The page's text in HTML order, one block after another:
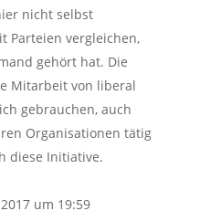
nicht selbst
Parteien vergleichen,
gehört hat. Die
Mitarbeit von liberal
gebrauchen, auch
Organisationen tätig
diese Initiative.
um 19:59